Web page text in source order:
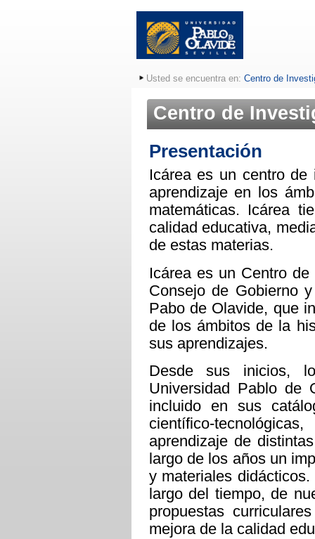
Usted se encuentra en: Centro de
Centro de
Presentación
Icárea es un centro de
aprendizaje en los
matemáticas. Icárea
calidad educativa,
de estas materias.
Icárea es un Centro
Consejo de Gobierno
Pabo de Olavide, que
de los ámbitos de la
sus aprendizajes.
Desde sus inicios,
Universidad Pablo de
incluido en sus
científico-
aprendizaje de
largo de los años un
y materiales
largo del tiempo, de
propuestas
mejora de la calidad